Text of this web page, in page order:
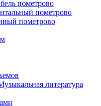
пометрово
пометрово
пометрово
литература